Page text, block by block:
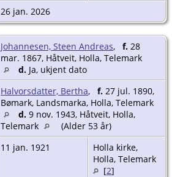
26 jan. 2026
Johannesen, Steen Andreas, f. 28
mar. 1867, Håtveit, Holla, Telemark
d. Ja, ukjent dato
Halvorsdatter, Bertha, f. 27 jul. 1890,
Bømark, Landsmarka, Holla, Telemark
d. 9 nov. 1943, Håtveit, Holla,
Telemark
(Alder 53 år)
11 jan. 1921
Holla kirke,
Holla, Telemark
[2]